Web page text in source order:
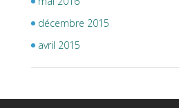
décembre 2015
avril 2015